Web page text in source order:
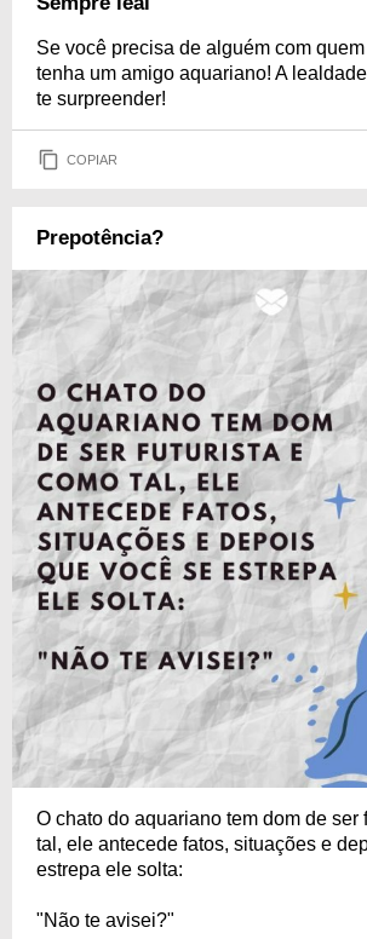
Se você precisa de alguém com
tenha um amigo aquariano! A
te surpreender!
COPIAR
Prepotência?
O chato do aquariano tem dom de ser
tal, ele antecede fatos, situações e
estrepa ele solta:
"Não te avisei?"